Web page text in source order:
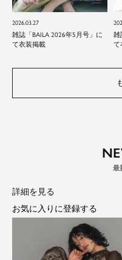
2026.03.27
雑誌「BAILA 2026年5月号」に
て衣装掲載
雑
て
詳細を見る
お気に入りに登録する